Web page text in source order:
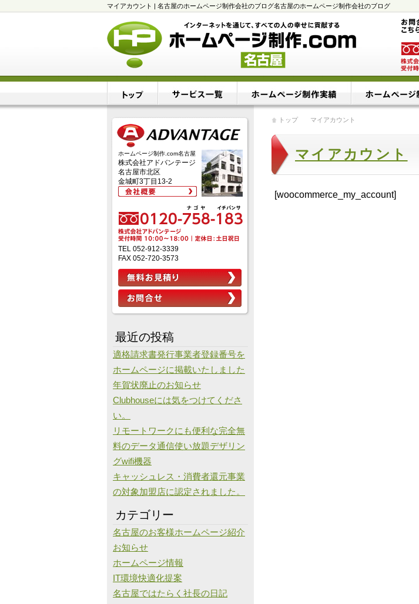
マイアカウント | 名古屋のホームページ制作会社のブログ名古屋のホームページ制作会社のブログ
トップ マイアカウント
マイアカウント
[woocommerce_my_account]
ホームページ制作.com名古屋
株式会社アドバンテージ
名古屋市北区
金城町3丁目13-2
TEL 052-912-3339
FAX 052-720-3573
最近の投稿
適格請求書発行事業者登録番号を
ホームページに掲載いたしました
年賀状廃止のお知らせ
Clubhouseには気をつけてくださ
い。
リモートワークにも便利な完全無
料のデータ通信使い放題デザリン
グwifi機器
キャッシュレス・消費者還元事業
の対象加盟店に認定されました。
カテゴリー
名古屋のお客様ホームページ紹介
お知らせ
ホームページ情報
IT環境快適化提案
名古屋ではたらく社長の日記